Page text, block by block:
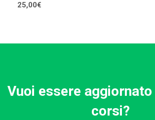
25,00€
Vuoi essere
corsi?